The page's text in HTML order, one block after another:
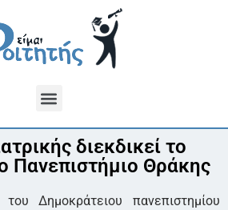
διεκδικεί το
Πανεπιστήμιο Θράκης
Δημοκράτειου πανεπιστημίου